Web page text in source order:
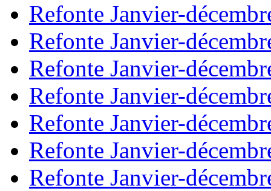
Refonte Janvier-
Refonte Janvier-
Refonte Janvier-
Refonte Janvier-
Refonte Janvier-
Refonte Janvier-
Refonte Janvier-